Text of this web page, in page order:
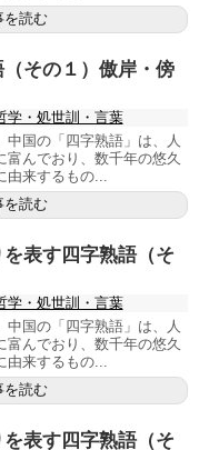
を読む
その１）傲岸・傍
学・処世訓・言葉
国の「四字熟語」は、人
んでおり、数千年の悠久
来するもの...
を読む
表す四字熟語（そ
学・処世訓・言葉
国の「四字熟語」は、人
んでおり、数千年の悠久
来するもの...
を読む
表す四字熟語（そ